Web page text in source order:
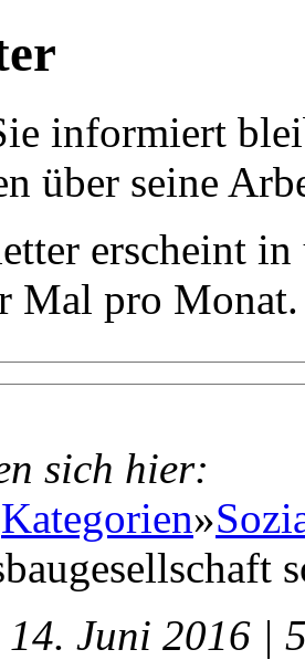
informiert
über seine
erscheint
Mal pro Monat.
sich hier:
Kategorien»
Juni 2016 |